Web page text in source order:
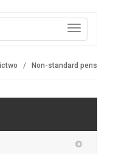
Non-standard pens